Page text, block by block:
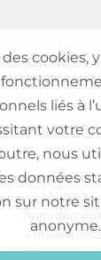
VENTE
Maisons
Appartements
Lotissements
Commerces
cookies,
liés à
votre
nous
données
sur notre
anonyme.